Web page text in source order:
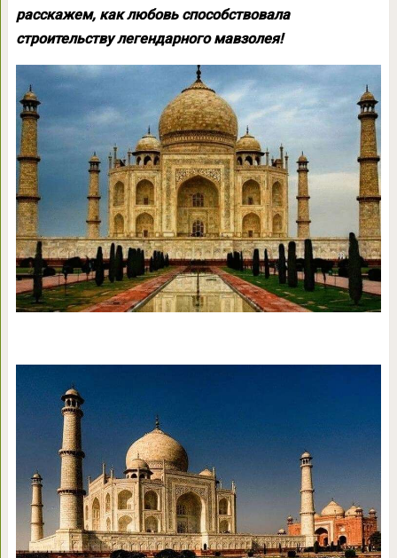
расскажем, как любовь способствовала
строительству легендарного мавзолея!